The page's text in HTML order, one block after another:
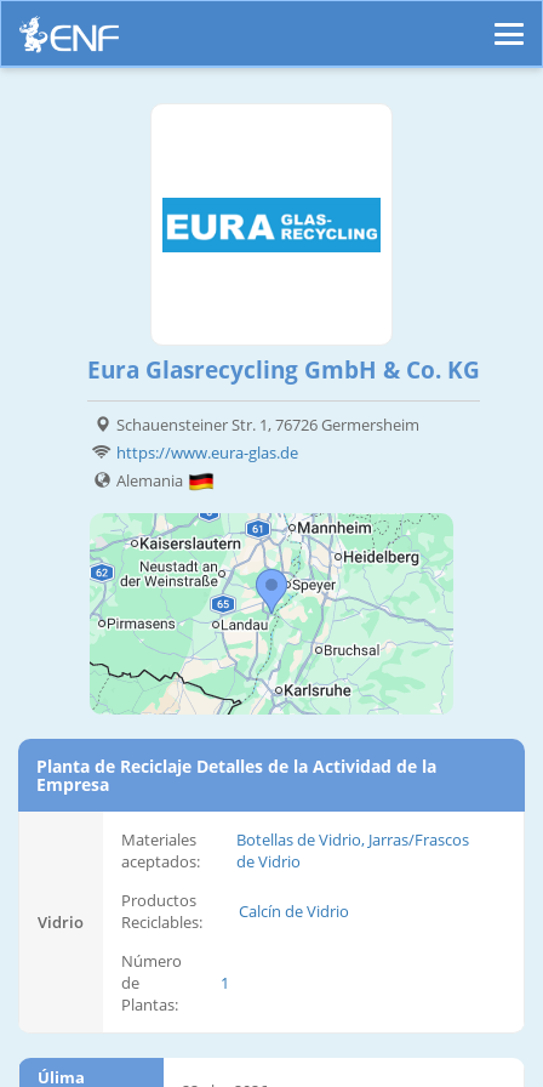
Eura Glasrecycling GmbH & Co. KG
Schauensteiner Str. 1, 76726 Germersheim
https://www.eura-glas.de
Alemania
Planta de Reciclaje Detalles de la Actividad de la
Empresa
Vidrio
Materiales
aceptados:
Botellas de Vidrio, Jarras/Frascos
de Vidrio
Productos
Reciclables:
Calcín de Vidrio
Número
de
Plantas:
1
Úlima